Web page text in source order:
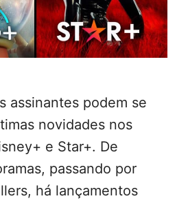
assinantes podem se
novidades nos
e Star+. De
passando por
há lançamentos